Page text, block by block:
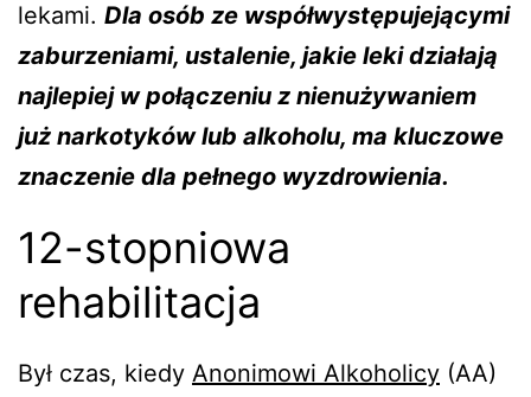
lekami. Dla osób ze współwystępujejącymi
zaburzeniami, ustalenie, jakie leki działają
najlepiej w połączeniu z nienużywaniem
już narkotyków lub alkoholu, ma kluczowe
znaczenie dla pełnego wyzdrowienia.
12-stopniowa
rehabilitacja
Był czas, kiedy Anonimowi Alkoholicy (AA)